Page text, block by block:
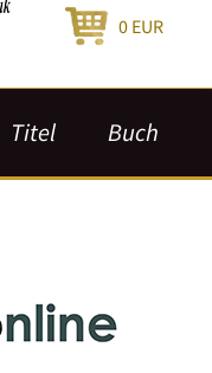
0 EUR
Titel Buch